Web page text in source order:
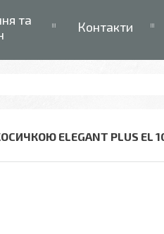
та
Контакти
ELEGANT PLUS EL